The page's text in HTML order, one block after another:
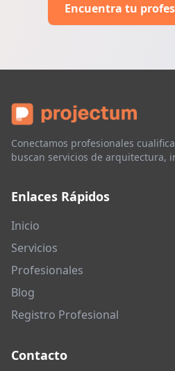
Encuentra tu
Conectamos profesionales
buscan servicios de arquitectura,
Enlaces Rápidos
Inicio
Servicios
Profesionales
Blog
Registro Profesional
Contacto